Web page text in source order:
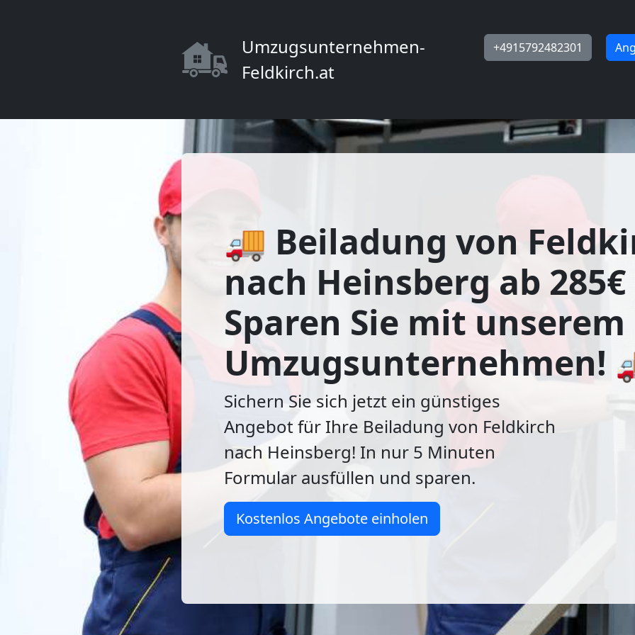
Umzugsunternehmen-
Feldkirch.at
+4915792482301
🚚 Beiladung von
nach Heinsberg ab 285€
Sparen Sie mit unserem
Umzugsunternehmen!
Sichern Sie sich jetzt ein günstiges
Angebot für Ihre Beiladung von Feldkirch
nach Heinsberg! In nur 5 Minuten
Formular ausfüllen und sparen.
Kostenlos Angebote einholen